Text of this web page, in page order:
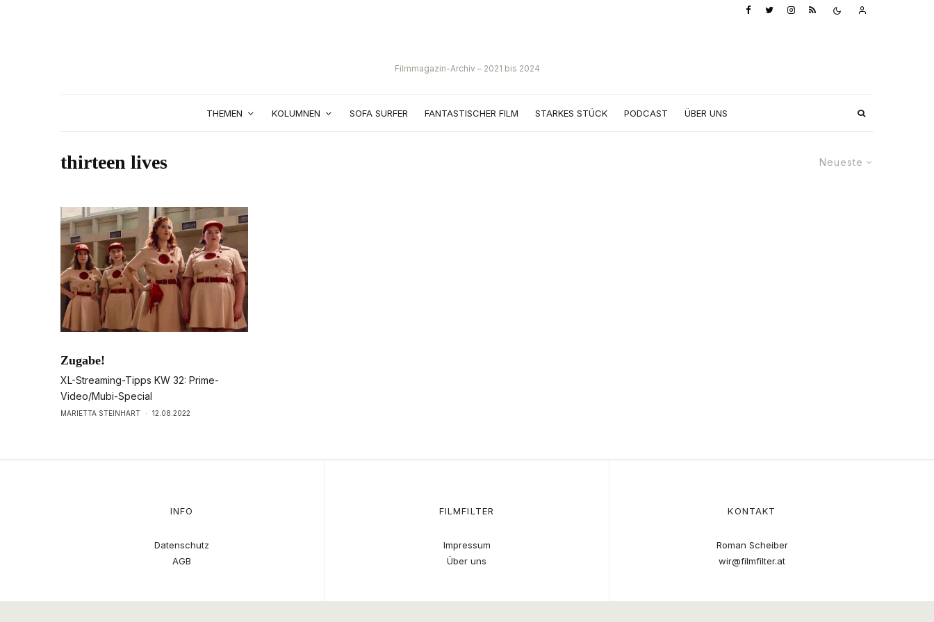
Filmmagazin-Archiv – 2021 bis 2024
THEMEN KOLUMNEN SOFA SURFER FANTASTISCHER FILM STARKES STÜCK PODCAST ÜBER UNS
Neueste
thirteen lives
Zugabe!
XL-Streaming-Tipps KW 32: Prime-
Video/Mubi-Special
MARIETTA STEINHART · 12.08.2022
INFO
Datenschutz
AGB
FILMFILTER
Impressum
Über uns
KONTAKT
Roman Scheiber
wir@filmfilter.at